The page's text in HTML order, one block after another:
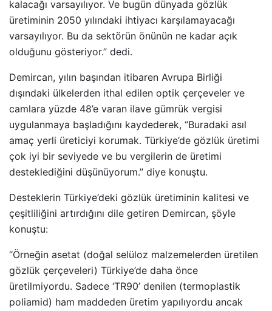
kalacağı varsayılıyor. Ve bugün dünyada gözlük
üretiminin 2050 yılındaki ihtiyacı karşılamayacağı
varsayılıyor. Bu da sektörün önünün ne kadar açık
olduğunu gösteriyor.” dedi.
Demircan, yılın başından itibaren Avrupa Birliği
dışındaki ülkelerden ithal edilen optik çerçeveler ve
camlara yüzde 48’e varan ilave gümrük vergisi
uygulanmaya başladığını kaydederek, “Buradaki asıl
amaç yerli üreticiyi korumak. Türkiye’de gözlük üretimi
çok iyi bir seviyede ve bu vergilerin de üretimi
desteklediğini düşünüyorum.” diye konuştu.
Desteklerin Türkiye’deki gözlük üretiminin kalitesi ve
çeşitliliğini artırdığını dile getiren Demircan, şöyle
konuştu:
“Örneğin asetat (doğal selüloz malzemelerden üretilen
gözlük çerçeveleri) Türkiye’de daha önce
üretilmiyordu. Sadece ‘TR90’ denilen (termoplastik
poliamid) ham maddeden üretim yapılıyordu ancak